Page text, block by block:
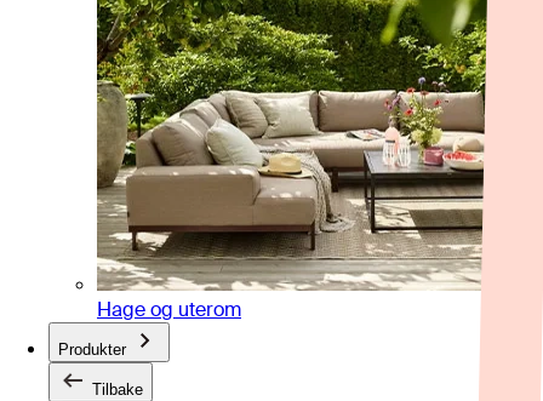
Hage og uterom
Produkter
Tilbake